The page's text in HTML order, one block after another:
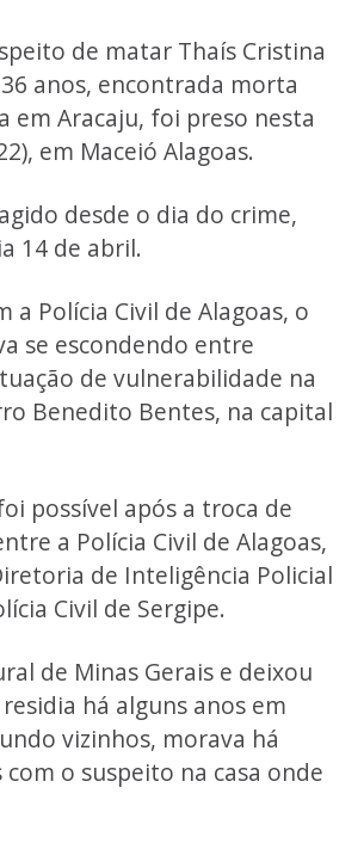
de matar Thaís Cristina
anos, encontrada morta
em Aracaju, foi preso nesta
em Maceió Alagoas.
desde o dia do crime,
14 de abril.
a Polícia Civil de Alagoas, o
se escondendo entre
de vulnerabilidade na
Benedito Bentes, na capital
possível após a troca de
a Polícia Civil de Alagoas,
de Inteligência Policial
Civil de Sergipe.
de Minas Gerais e deixou
há alguns anos em
vizinhos, morava há
com o suspeito na casa onde